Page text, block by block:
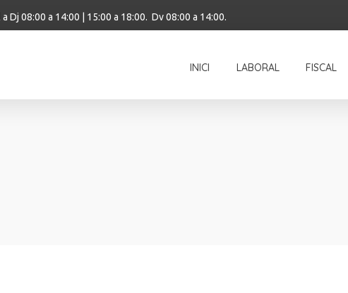
a Dj 08:00 a 14:00 | 15:00 a 18:00. Dv 08:00 a 14:00.
INICI LABORAL FISCAL